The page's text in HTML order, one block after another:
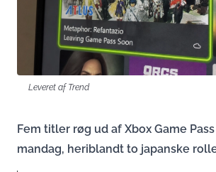
Leveret af Trend
Fem titler røg ud af Xbox Game
mandag, heriblandt to japanske